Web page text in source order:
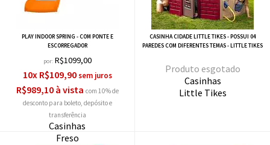
PLAY INDOOR SPRING - COM PONTE E
ESCORREGADOR
por: R$1099,00
10x R$109,90
R$989,10 à vista com 10% de
desconto
Casinhas
Freso
CASINHA CIDADE LITTLE TIKES - POSSUI 04
PAREDES COM DIFERENTES TEMAS - LITTLE TIKES
esgotado
Casinhas
Little Tikes